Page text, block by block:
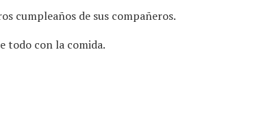
cumpleaños de sus compañeros.
todo con la comida.